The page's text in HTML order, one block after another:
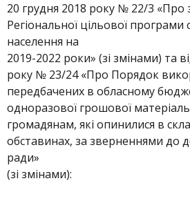
20 грудня 2018 року № 22/3 «Про
Регіональної цільової програми
населення на
2019-2022 роки» (зі змінами) та
року № 23/24 «Про Порядок
передбачених в обласному
одноразової грошової
громадянам, які опинилися в
обставинах, за зверненнями до
ради»
(зі змінами):